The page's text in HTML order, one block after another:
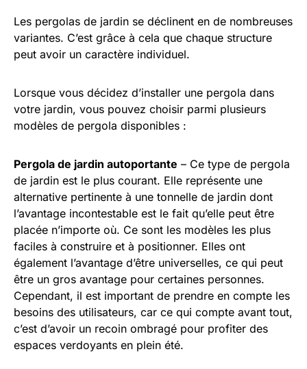
Les pergolas de jardin se déclinent en de nombreuses
variantes. C’est grâce à cela que chaque structure
peut avoir un caractère individuel.
Lorsque vous décidez d’installer une pergola dans
votre jardin, vous pouvez choisir parmi plusieurs
modèles de pergola disponibles :
Pergola de jardin autoportante – Ce type de pergola
de jardin est le plus courant. Elle représente une
alternative pertinente à une tonnelle de jardin dont
l’avantage incontestable est le fait qu’elle peut être
placée n’importe où. Ce sont les modèles les plus
faciles à construire et à positionner. Elles ont
également l’avantage d’être universelles, ce qui peut
être un gros avantage pour certaines personnes.
Cependant, il est important de prendre en compte les
besoins des utilisateurs, car ce qui compte avant tout,
c’est d’avoir un recoin ombragé pour profiter des
espaces verdoyants en plein été.